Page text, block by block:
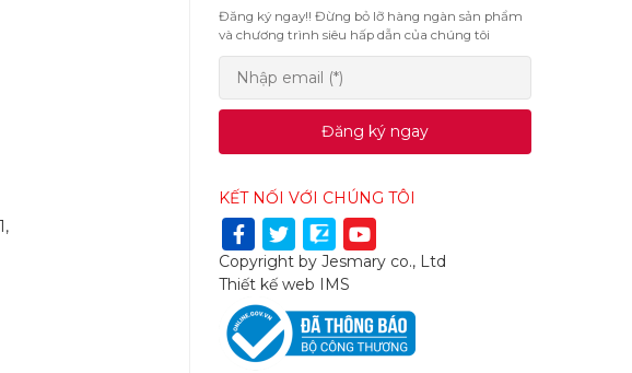
Đăng ký ngay!! Đừng bỏ lỡ hàng ngàn sản phẩm
và chương trình siêu hấp dẫn của chúng tôi
Đăng ký ngay
KẾT NỐI VỚI CHÚNG TÔI
Copyright by Jesmary co., Ltd
Thiết kế web
IMS